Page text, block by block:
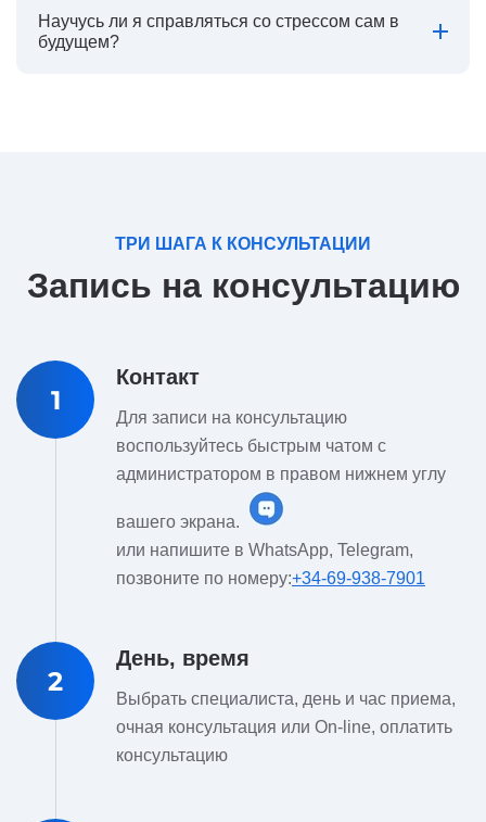
Научусь ли я справляться со стрессом сам в
будущем?
ТРИ ШАГА К КОНСУЛЬТАЦИИ
Запись на консультацию
1
Контакт
Для записи на консультацию
воспользуйтесь быстрым чатом с
администратором в правом нижнем углу
вашего экрана.
или напишите в WhatsApp, Telegram,
позвоните по номеру:+34-69-938-7901
2
День, время
Выбрать специалиста, день и час приема,
очная консультация или On-line, оплатить
консультацию